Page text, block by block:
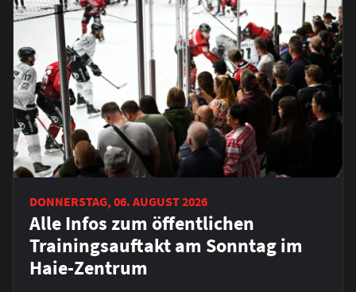
DONNERSTAG, 06. AUGUST 2026
Alle Infos zum öffentlichen
Trainingsauftakt am Sonntag im
Haie-Zentrum